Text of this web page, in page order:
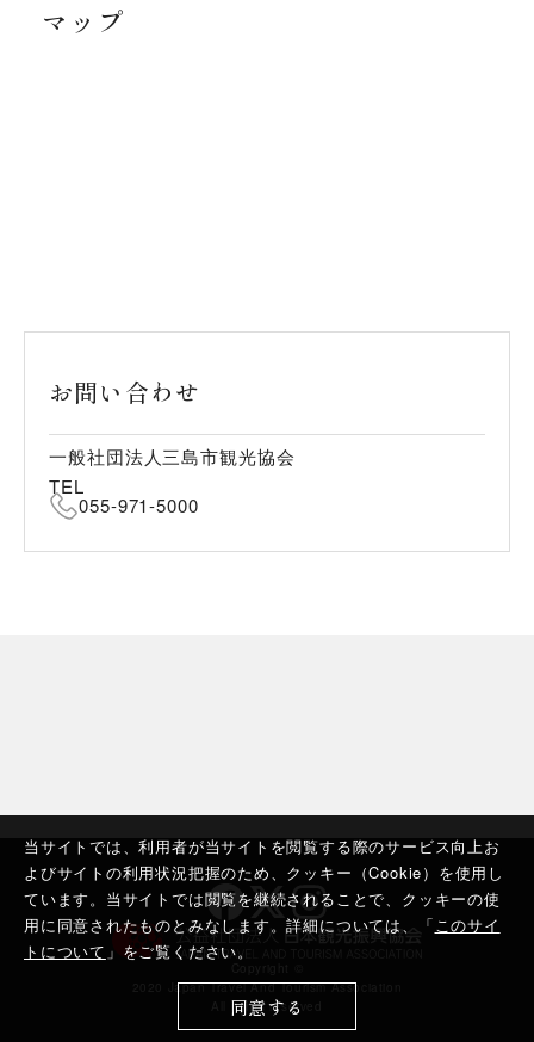
当サイトでは、利用者が当サイトを閲覧する際のサービス向上お
よびサイトの利用状況把握のため、クッキー（Cookie）を使用し
ています。当サイトでは閲覧を継続されることで、クッキーの使
用に同意されたものとみなします。詳細については、「このサイ
トについて 」をご覧ください。
同意する
マップ
お問い合わせ
一般社団法人三島市観光協会
TEL
055-971-5000
2020 Japan Travel And Tourism Association
All rights reserved